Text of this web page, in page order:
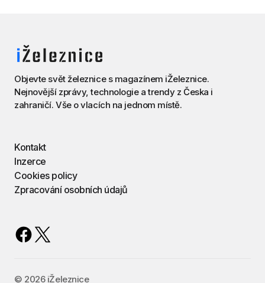
Objevte svět železnice s magazínem iŽeleznice.
Nejnovější zprávy, technologie a trendy z Česka i
zahraničí. Vše o vlacích na jednom místě.
Kontakt
Inzerce
Cookies policy
Zpracování osobních údajů
©️ 2026 iŽeleznice